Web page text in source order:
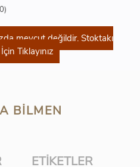
mevcut değildir. Stoktakı
Tıklayınız
BILMEN
ETIKETLER